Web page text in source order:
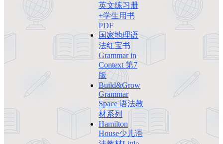
英文练习册
+学生用书
PDF
国家地理语
法红宝书
Grammar in
Context 第7
版
Build&Grow
Grammar
Space 语法教
材系列
Hamilton
House少儿语